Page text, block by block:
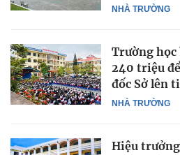
NHÀ TRƯỜNG
NHÀ TRƯỜNG
Trường học
240 triệu
đốc Sở lên
Hiệu